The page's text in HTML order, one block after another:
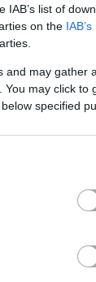
list of
on the
and may gather
You may click to
specified